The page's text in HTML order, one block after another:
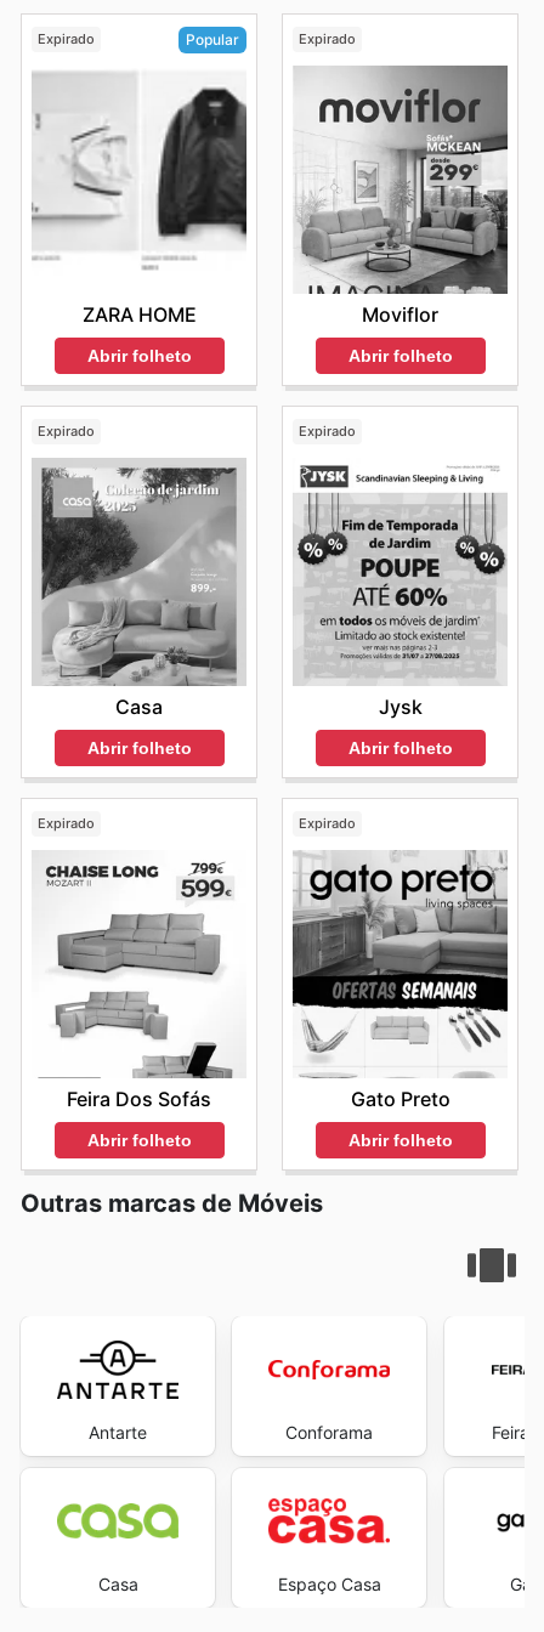
Expirado Popular
ZARA HOME
Abrir folheto
Expirado
Moviflor
Abrir folheto
Expirado
Casa
Abrir folheto
Expirado
Jysk
Abrir folheto
Expirado
Feira Dos Sofás
Abrir folheto
Expirado
Gato Preto
Abrir folheto
Outras marcas de Móveis
Antarte
Casa
Conforama
Espaço Casa
Feira